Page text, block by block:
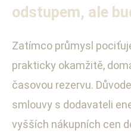
odstupem, ale
Zatímco průmysl
prakticky okamžitě,
časovou rezervu.
smlouvy s dodavateli
vyšších nákupních cen